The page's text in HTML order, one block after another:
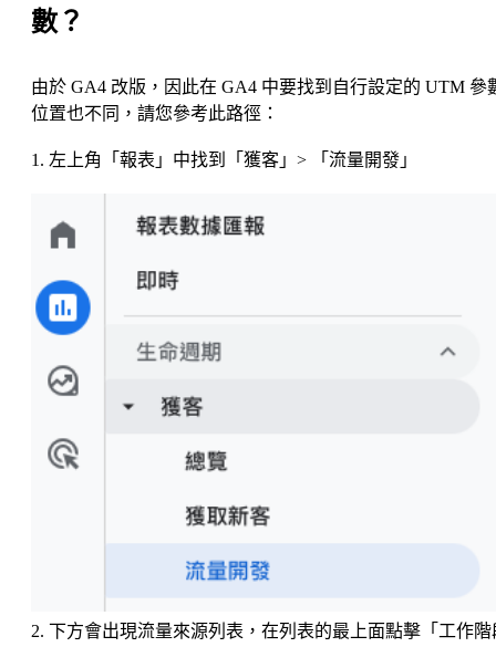
數？
由於 GA4 改版，因此在 GA4 中要找到自行設定的 UTM 參
位置也不同，請您參考此路徑：
1. 左上角「報表」中找到「獲客」> 「流量開發」
2. 下方會出現流量來源列表，在列表的最上面點擊「工作階